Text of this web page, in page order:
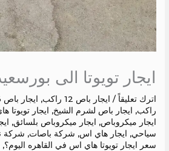
ايجار تويوتا الى
اترك تعليقاً / ايجار باص 12 راكب , ايجار باص 13 راكب
راكب, ايجار باص لشرم الشيخ, ايجار تويوتا
ايجار ميكروباص, ايجار ميكروباص بلسائق,
سياحي, ايجار هاي اس, شركة باصات, شركة
سعر ايجار تويوتا هاي اس في القاهره اليوم؟,